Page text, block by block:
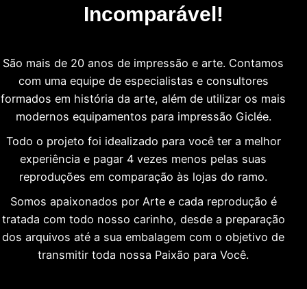
Incomparável!
São mais de 20 anos de impressão e arte. Contamos
com uma equipe de especialistas e consultores
formados em história da arte, além de utilizar os mais
modernos equipamentos para impressão Giclée.
Todo o projeto foi idealizado para você ter a melhor
experiência e pagar 4 vezes menos pelas suas
reproduções em comparação às lojas do ramo.
Somos apaixonados por Arte e cada reprodução é
tratada com todo nosso carinho, desde a preparação
dos arquivos até a sua embalagem com o objetivo de
transmitir toda nossa Paixão para Você.